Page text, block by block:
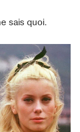
sais quoi.